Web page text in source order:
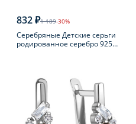
832 ₽1 189-30%
Серебряные Детские серьги
родированное серебро 925